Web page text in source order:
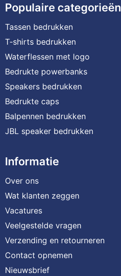
Populaire categorieën
Tassen bedrukken
T-shirts bedrukken
Waterflessen met logo
Bedrukte powerbanks
Speakers bedrukken
Bedrukte caps
Balpennen bedrukken
JBL speaker bedrukken
Informatie
Over ons
Wat klanten zeggen
Vacatures
Veelgestelde vragen
Verzending en retourneren
Contact opnemen
Nieuwsbrief